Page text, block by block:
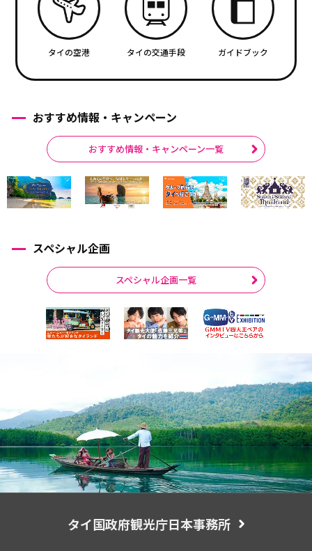
タイの空港 タイの交通手段 ガイドブック
おすすめ情報・キャンペーン
おすすめ情報・キャンペーン一覧
スペシャル企画
スペシャル企画一覧
タイ国政府観光庁日本事務所